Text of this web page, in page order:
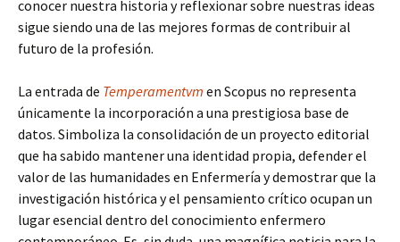
conocer nuestra historia y reflexionar sobre nuestras ideas
sigue siendo una de las mejores formas de contribuir al
futuro de la profesión.
La entrada de Temperamentvm en Scopus no representa
únicamente la incorporación a una prestigiosa base de
datos. Simboliza la consolidación de un proyecto editorial
que ha sabido mantener una identidad propia, defender el
valor de las humanidades en Enfermería y demostrar que la
investigación histórica y el pensamiento crítico ocupan un
lugar esencial dentro del conocimiento enfermero